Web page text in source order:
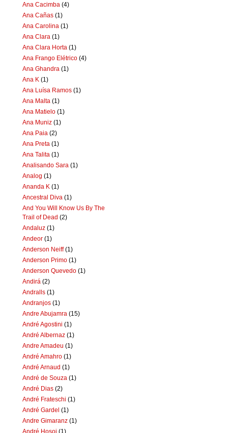
Ana Cacimba (4)
Ana Cañas (1)
Ana Carolina (1)
Ana Clara (1)
Ana Clara Horta (1)
Ana Frango Elétrico (4)
Ana Ghandra (1)
Ana K (1)
Ana Luísa Ramos (1)
Ana Malta (1)
Ana Matielo (1)
Ana Muniz (1)
Ana Paia (2)
Ana Preta (1)
Ana Talita (1)
Analisando Sara (1)
Analog (1)
Ananda K (1)
Ancestral Diva (1)
And You Will Know Us By The
Trail of Dead (2)
Andaluz (1)
Andeor (1)
Anderson Neiff (1)
Anderson Primo (1)
Anderson Quevedo (1)
Andirá (2)
Andralls (1)
Andranjos (1)
Andre Abujamra (15)
André Agostini (1)
André Albernaz (1)
Andre Amadeu (1)
André Amahro (1)
André Arnaud (1)
André de Souza (1)
André Dias (2)
André Frateschi (1)
André Gardel (1)
Andre Gimaranz (1)
André Hosoi (1)